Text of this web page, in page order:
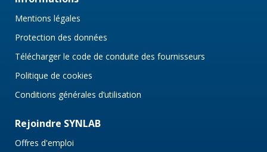
Mentions légales
Protection des données
Télécharger le code de conduite des fournisseurs
Politique de cookies
Conditions générales d’utilisation
Rejoindre SYNLAB
Offres d'emploi